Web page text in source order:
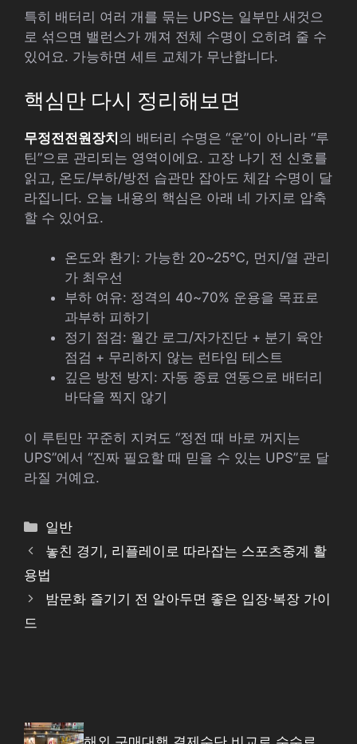
특히 배터리 여러 개를 묶는 UPS는 일부만 새것으
로 섞으면 밸런스가 깨져 전체 수명이 오히려 줄 수
있어요. 가능하면 세트 교체가 무난합니다.
핵심만 다시 정리해보면
무정전전원장치의 배터리 수명은 “운”이 아니라 “루
틴”으로 관리되는 영역이에요. 고장 나기 전 신호를
읽고, 온도/부하/방전 습관만 잡아도 체감 수명이 달
라집니다. 오늘 내용의 핵심은 아래 네 가지로 압축
할 수 있어요.
온도와 환기: 가능한 20~25℃, 먼지/열 관리
가 최우선
부하 여유: 정격의 40~70% 운용을 목표로
과부하 피하기
정기 점검: 월간 로그/자가진단 + 분기 육안
점검 + 무리하지 않는 런타임 테스트
깊은 방전 방지: 자동 종료 연동으로 배터리
바닥을 찍지 않기
이 루틴만 꾸준히 지켜도 “정전 때 바로 꺼지는
UPS”에서 “진짜 필요할 때 믿을 수 있는 UPS”로 달
라질 거예요.
카
테
고
리
일반
놓친 경기, 리플레이로 따라잡는 스포츠중계 활
용법
밤문화 즐기기 전 알아두면 좋은 입장·복장 가이
드